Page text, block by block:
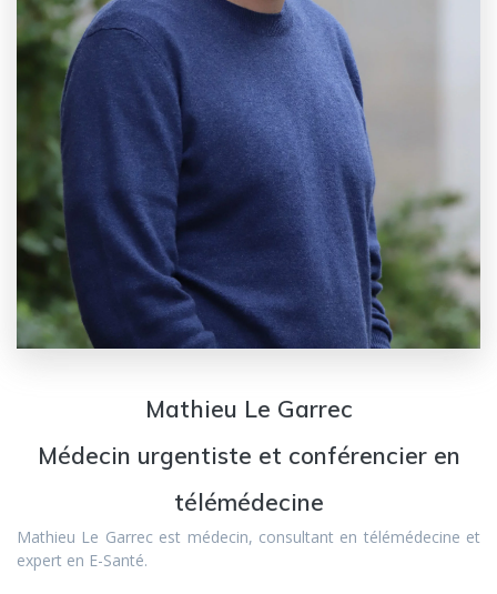
Mathieu Le Garrec
Médecin urgentiste et conférencier en
télémédecine
Mathieu Le Garrec est médecin, consultant en télémédecine et
expert en E-Santé.